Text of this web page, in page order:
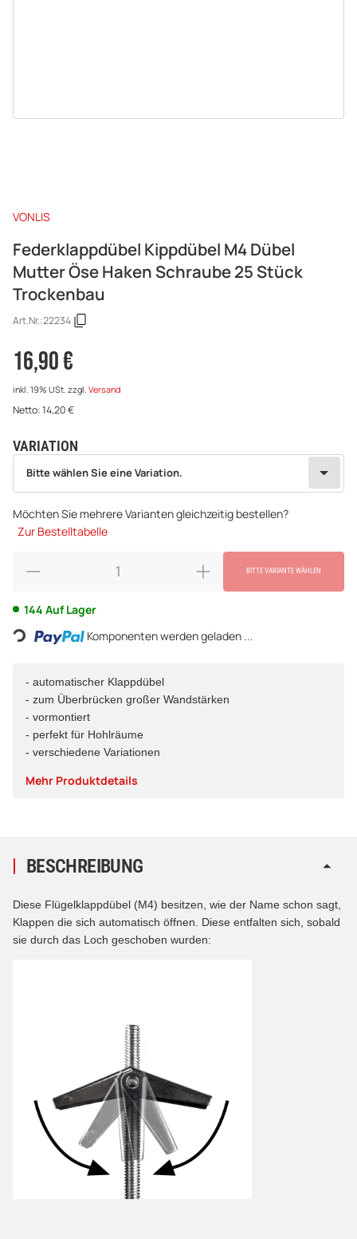
VONLIS
Federklappdübel Kippdübel M4 Dübel
Mutter Öse Haken Schraube 25 Stück
Trockenbau
Art.Nr.:22234
16,90 €
inkl. 19% USt. zzgl. Versand
Netto:14,20€
VARIATION
wählen
Bitte wählen Sie eine Variation.
Möchten Sie mehrere Varianten gleichzeitig bestellen?
Zur Bestelltabelle
BITTE VARIANTE WÄHLEN
144 Auf Lager
Loading... Komponenten werden geladen ...
- automatischer Klappdübel
- zum Überbrücken großer Wandstärken
- vormontiert
- perfekt für Hohlräume
- verschiedene Variationen
Mehr Produktdetails
BESCHREIBUNG
Diese Flügelklappdübel (M4) besitzen, wie der Name schon sagt,
Klappen die sich automatisch öffnen. Diese entfalten sich, sobald
sie durch das Loch geschoben wurden: